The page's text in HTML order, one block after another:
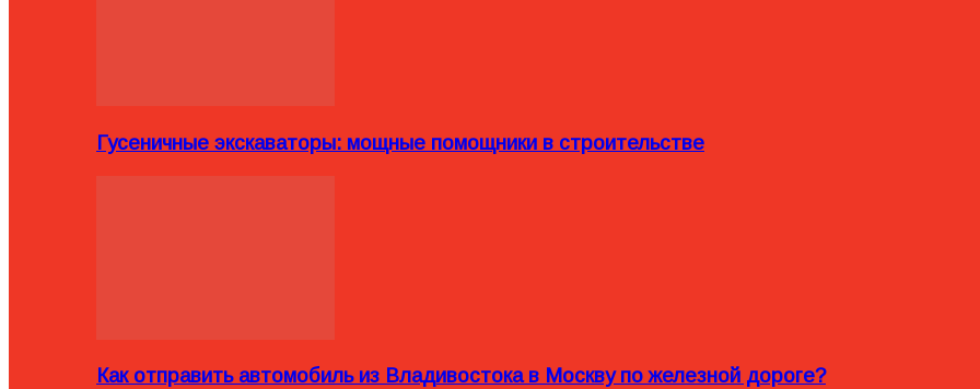
Гусеничные экскаваторы: мощные помощники в строительстве
Как отправить автомобиль из Владивостока в Москву по железной дороге?